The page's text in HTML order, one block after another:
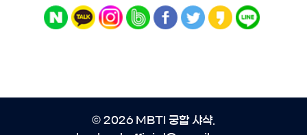
© 2026 MBTI 궁합 샤샥.